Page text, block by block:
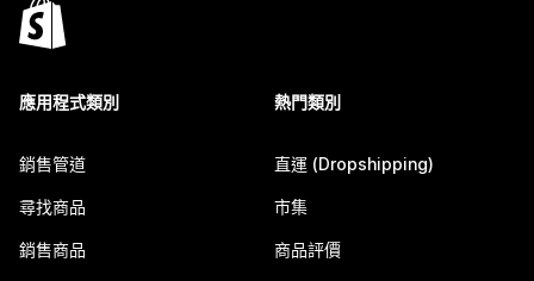
應用程式類別
銷售管道
尋找商品
銷售商品
熱門類別
直運 (Dropshipping)
市集
商品評價